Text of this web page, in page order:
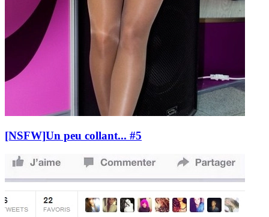
[NSFW]Un peu collant... #5